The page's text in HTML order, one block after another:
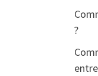
?